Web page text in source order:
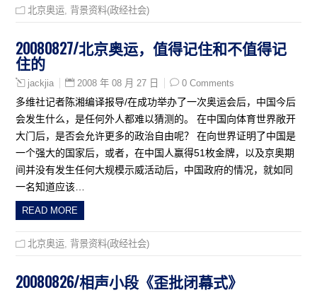
北京奥运 背景资料(政经社会)
20080827/北京奥运，值得记住和不值得记
住的
jackjia 2008 年 08 月 27 日 0 Comments
多维社记者陈湘编译报导/在成功举办了一次奥运会后，中国今后
会发生什么，是任何外人都难以猜测的。 在中国向体育世界敞开
大门后，是否会允许更多的政治自由呢？ 在向世界证明了中国是
一个强大的国家后，或者，在中国人赢得51枚金牌，以及京奥期
间并没有发生任何大规模示威活动后，中国政府的情况，就如同
一名知道应该…
READ MORE
北京奥运 背景资料(政经社会)
20080826/相声小段《歪批闭幕式》